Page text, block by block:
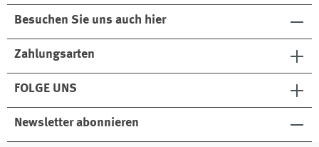
Besuchen Sie uns auch hier
Zahlungsarten
FOLGE UNS
Newsletter abonnieren